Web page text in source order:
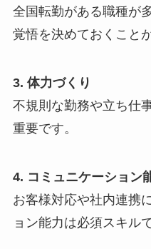
全国転勤がある職種が
覚悟を決めておくこと
3. 体力づくり
不規則な勤務や立ち仕
重要です。
4. コミュニケーション
お客様対応や社内連携
ョン能力は必須スキルで